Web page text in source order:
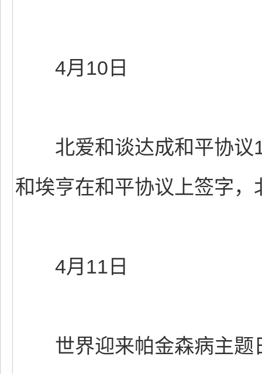
4月10日
北爱和谈达成和平协议
和埃亨在和平协议上签字
4月11日
世界迎来帕金森病主题